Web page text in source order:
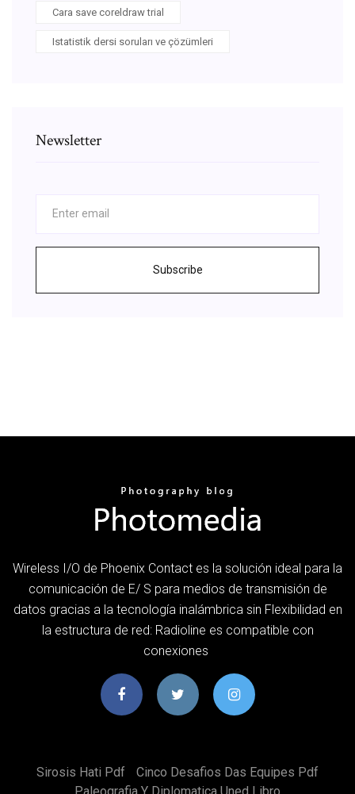
Cara save coreldraw trial
Istatistik dersi soruları ve çözümleri
Newsletter
Subscribe
Wireless I/O de Phoenix Contact es la solución ideal para la
comunicación de E/ S para medios de transmisión de
datos gracias a la tecnología inalámbrica sin Flexibilidad en
la estructura de red: Radioline es compatible con
conexiones
Sirosis Hati Pdf
Cinco Desafios Das Equipes Pdf